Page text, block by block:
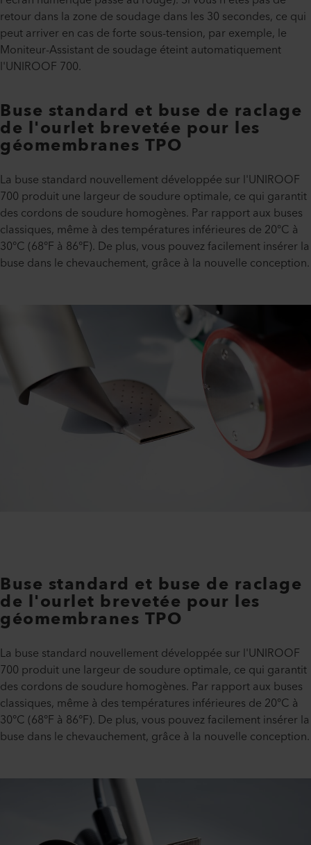
retour dans la zone de soudage dans les 30 secondes, ce qui
peut arriver en cas de forte sous-tension, par exemple, le
Moniteur-Assistant de soudage éteint automatiquement
l'UNIROOF 700.
Buse standard et buse de raclage
de l'ourlet brevetée pour les
géomembranes TPO
La buse standard nouvellement développée sur l'UNIROOF
700 produit une largeur de soudure optimale, ce qui garantit
des cordons de soudure homogènes. Par rapport aux buses
classiques, même à des températures inférieures de 20°C à
30°C (68°F à 86°F). De plus, vous pouvez facilement insérer la
buse dans le chevauchement, grâce à la nouvelle conception.
Buse standard et buse de raclage
de l'ourlet brevetée pour les
géomembranes TPO
La buse standard nouvellement développée sur l'UNIROOF
700 produit une largeur de soudure optimale, ce qui garantit
des cordons de soudure homogènes. Par rapport aux buses
classiques, même à des températures inférieures de 20°C à
30°C (68°F à 86°F). De plus, vous pouvez facilement insérer la
buse dans le chevauchement, grâce à la nouvelle conception.